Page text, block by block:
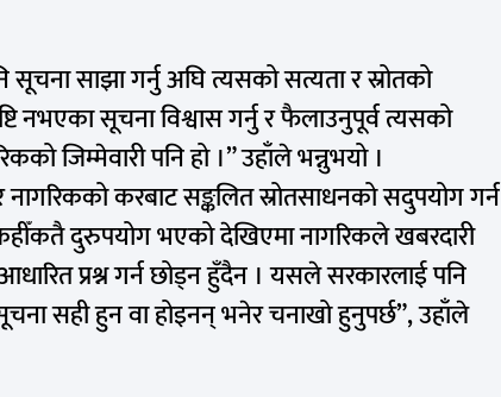
सूचना साझा गर्नु अघि त्यसको सत्यता र स्रोतको
नभएका सूचना विश्वास गर्नु र फैलाउनुपूर्व त्यसको
जिम्मेवारी पनि हो ।” उहाँले भन्नुभयो ।
नागरिकको करबाट सङ्कलित स्रोतसाधनको सदुपयोग गर्न
कहीँकतै दुरुपयोग भएको देखिएमा नागरिकले खबरदारी
प्रश्न गर्न छोड्न हुँदैन । यसले सरकारलाई पनि
सही हुन वा होइनन् भनेर चनाखो हुनुपर्छ”, उहाँले